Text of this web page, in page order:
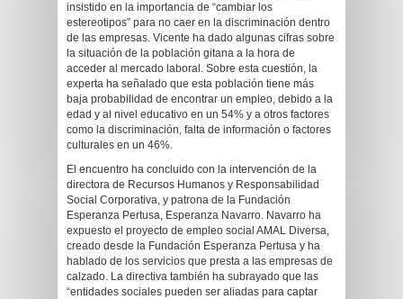
insistido en la importancia de “cambiar los
estereotipos” para no caer en la discriminación dentro
de las empresas. Vicente ha dado algunas cifras sobre
la situación de la población gitana a la hora de
acceder al mercado laboral. Sobre esta cuestión, la
experta ha señalado que esta población tiene más
baja probabilidad de encontrar un empleo, debido a la
edad y al nivel educativo en un 54% y a otros factores
como la discriminación, falta de información o factores
culturales en un 46%.
El encuentro ha concluido con la intervención de la
directora de Recursos Humanos y Responsabilidad
Social Corporativa, y patrona de la Fundación
Esperanza Pertusa, Esperanza Navarro. Navarro ha
expuesto el proyecto de empleo social AMAL Diversa,
creado desde la Fundación Esperanza Pertusa y ha
hablado de los servicios que presta a las empresas de
calzado. La directiva también ha subrayado que las
“entidades sociales pueden ser aliadas para captar